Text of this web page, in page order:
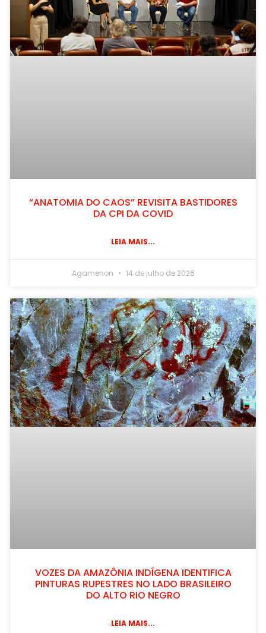
“ANATOMIA DO CAOS” REVISITA BASTIDORES
DA CPI DA COVID
LEIA MAIS...
Agamenon 14 de julho de 2026
VOZES DA AMAZÔNIA INDÍGENA IDENTIFICA
PINTURAS RUPESTRES NO LADO BRASILEIRO
DO ALTO RIO NEGRO
LEIA MAIS...